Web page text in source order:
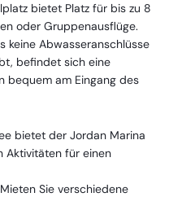
bietet Platz für bis zu 8
oder Gruppenausflüge.
keine Abwasseranschlüsse
befindet sich eine
bequem am Eingang des
bietet der Jordan Marina
Aktivitäten für einen
Sie verschiedene